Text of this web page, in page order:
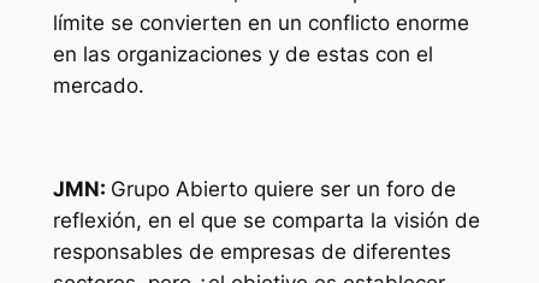
límite se convierten en un conflicto enorme
en las organizaciones y de estas con el
mercado.
JMN: Grupo Abierto quiere ser un foro de
reflexión, en el que se comparta la visión de
responsables de empresas de diferentes